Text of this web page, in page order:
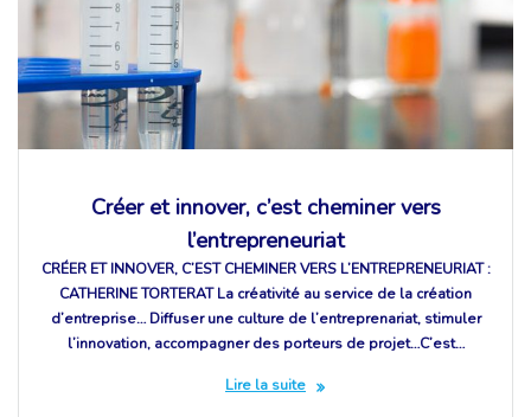
Créer et innover, c’est cheminer vers
l’entrepreneuriat
CRÉER ET INNOVER, C’EST CHEMINER VERS L’ENTREPRENEURIAT :
CATHERINE TORTERAT La créativité au service de la création
d’entreprise… Diffuser une culture de l’entreprenariat, stimuler
l’innovation, accompagner des porteurs de projet…C’est…
Lire la suite